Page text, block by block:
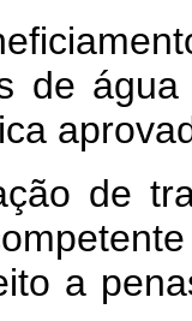
de
de
a